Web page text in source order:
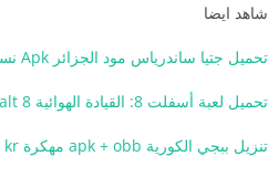
شاهد ايضا
تحميل جتيا ساندرياس مود الجزائر Apk نسخة أصلية مهكرة بدون نت
تحميل لعبة أسفلت 8: القيادة الهوائية Asphalt 8 مجانا
تنزيل ببجي الكورية apk + obb مهكرة pubg kr مجانا